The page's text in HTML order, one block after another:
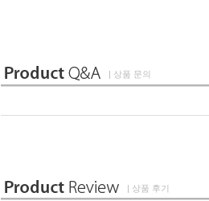
| 상품 문의
| 상품 후기